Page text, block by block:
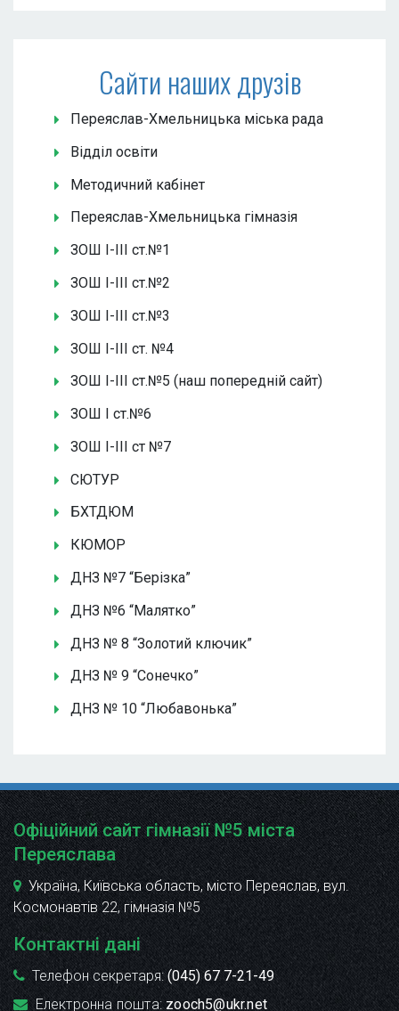
Сайти наших друзів
Переяслав-Хмельницька міська рада
Відділ освіти
Методичний кабінет
Переяслав-Хмельницька гімназія
ЗОШ І-ІІІ ст.№1
ЗОШ І-ІІІ ст.№2
ЗОШ І-ІІІ ст.№3
ЗОШ І-ІІІ ст. №4
ЗОШ І-ІІІ ст.№5 (наш попередній сайт)
ЗОШ І ст.№6
ЗОШ І-ІІІ ст №7
СЮТУР
БХТДЮМ
КЮМОР
ДНЗ №7 “Берізка”
ДНЗ №6 “Малятко”
ДНЗ № 8 “Золотий ключик”
ДНЗ № 9 “Сонечко”
ДНЗ № 10 “Любавонька”
Офіційний сайт гімназії №5 міста
Переяслава
Україна, Київська область, місто Переяслав, вул.
Космонавтів 22, гімназія №5
Контактні дані
Телефон секретаря:(045) 67 7-21-49
Електронна пошта:zooch5@ukr.net